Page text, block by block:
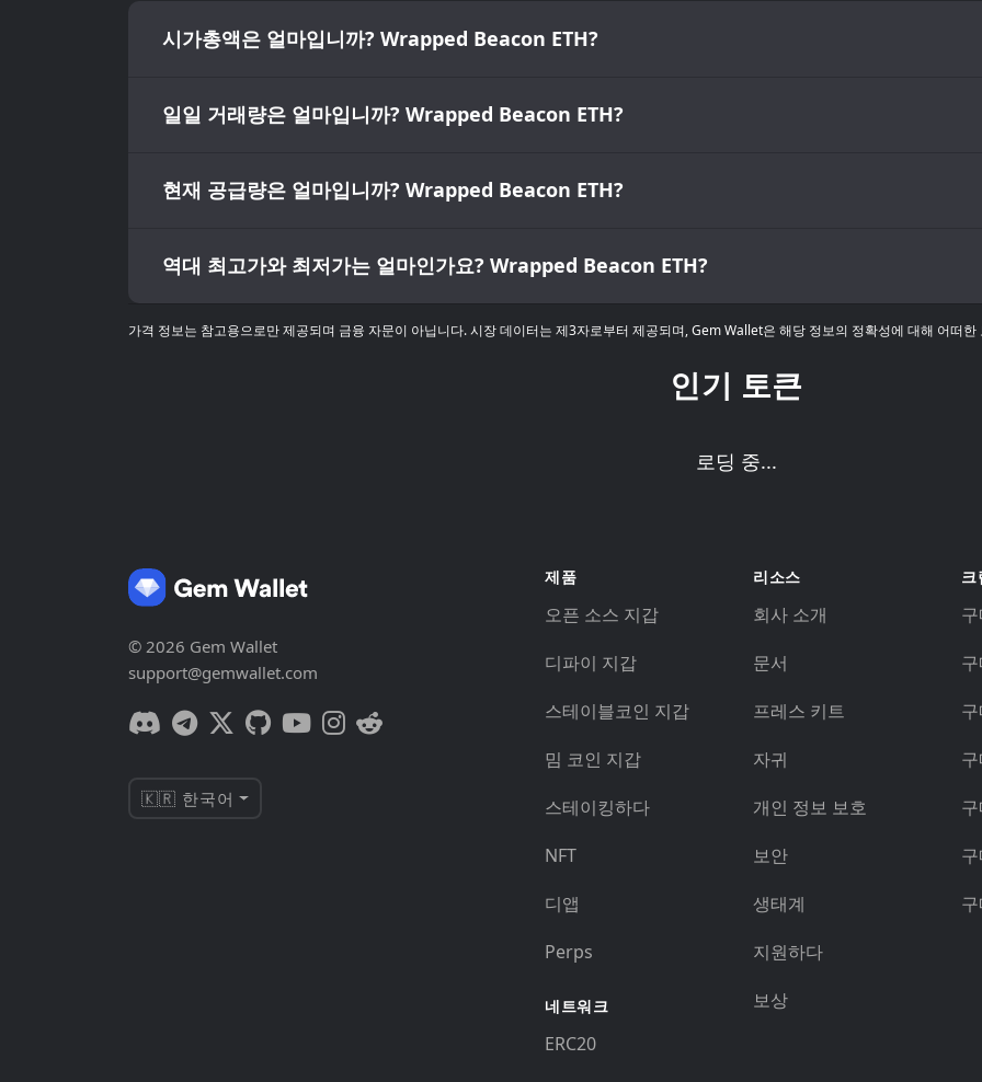
시가총액은 얼마입니까? Wrapped Beacon ETH?
일일 거래량은 얼마입니까? Wrapped Beacon ETH?
현재 공급량은 얼마입니까? Wrapped Beacon ETH?
역대 최고가와 최저가는 얼마인가요? Wrapped Beacon ETH?
가격 정보는 참고용으로만 제공되며 금융 자문이 아닙니다. 시장 데이터는 제3자로부터 제공되며, Gem Wallet은 해당 정보의 정확성에 대해 어떠한
인기 토큰
로딩 중...
© 2026 Gem Wallet
support@gemwallet.com
🇰🇷 한국어
제품
오픈 소스 지갑
디파이 지갑
스테이블코인 지갑
밈 코인 지갑
스테이킹하다
NFT
디앱
Perps
네트워크
ERC20
리소스
회사 소개
문서
프레스 키트
자귀
개인 정보 보호
보안
생태계
지원하다
보상
크